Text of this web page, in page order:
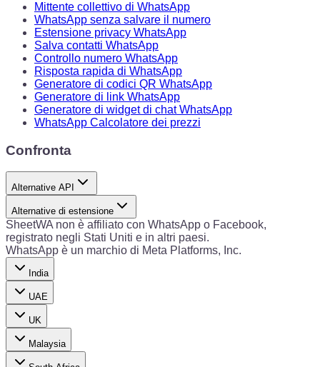
Mittente collettivo di WhatsApp
WhatsApp senza salvare il numero
Estensione privacy WhatsApp
Salva contatti WhatsApp
Controllo numero WhatsApp
Risposta rapida di WhatsApp
Generatore di codici QR WhatsApp
Generatore di link WhatsApp
Generatore di widget di chat WhatsApp
WhatsApp Calcolatore dei prezzi
Confronta
Alternative API
Alternative di estensione
SheetWA non è affiliato con WhatsApp o Facebook,
registrato negli Stati Uniti e in altri paesi.
WhatsApp è un marchio di Meta Platforms, Inc.
India
UAE
UK
Malaysia